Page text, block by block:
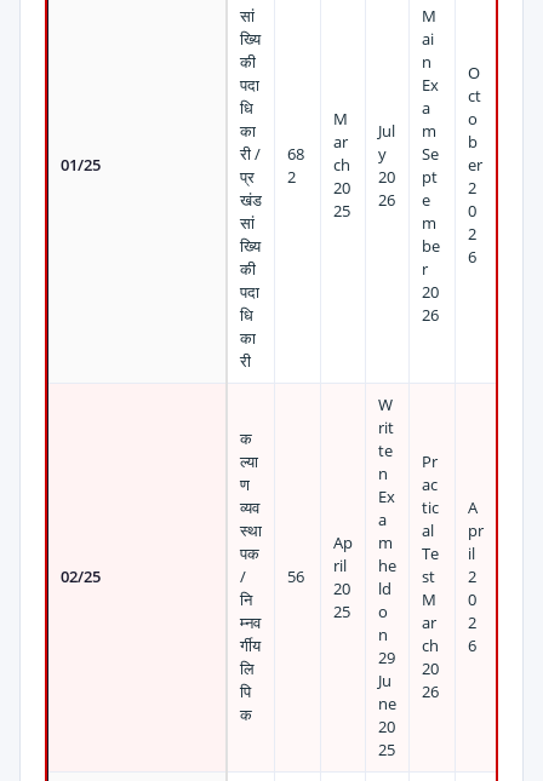
01/25
सां
ख्यि
की
पदा
धि
का
री /
प्र
खंड
सां
ख्यि
की
पदा
धि
का
री
68
2
M
ar
ch
20
25
Jul
y
20
26
M
ai
n
Ex
a
m
Se
pt
e
m
be
r
20
26
O
ct
o
b
er
2
0
2
6
02/25
क
ल्या
ण
व्यव
स्था
पक
/
नि
म्नव
र्गीय
लि
पि
क
56
Ap
ril
20
25
W
rit
te
n
Ex
a
m
he
ld
o
n
29
Ju
ne
20
25
Pr
ac
tic
al
Te
st
M
ar
ch
20
26
A
pr
il
2
0
2
6